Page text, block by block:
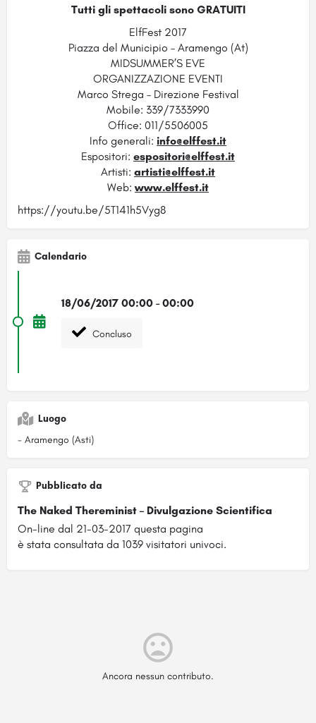
Tutti gli spettacoli sono GRATUITI
ElfFest 2017
Piazza del Municipio – Aramengo (At)
MIDSUMMER’S EVE
ORGANIZZAZIONE EVENTI
Marco Strega – Direzione Festival
Mobile: 339/7333990
Office: 011/5506005
Info generali: info@elffest.it
Espositori: espositori@elffest.it
Artisti: artisti@elffest.it
Web:www.elffest.it
https://youtu.be/5T141h5Vyg8
Calendario
18/06/2017 00:00 - 00:00
Concluso
Luogo
- Aramengo (Asti)
Pubblicato da
The Naked Thereminist – Divulgazione Scientifica
On-line dal 21-03-2017 questa pagina
è stata consultata da 1039 visitatori univoci.
Ancora nessun contributo.